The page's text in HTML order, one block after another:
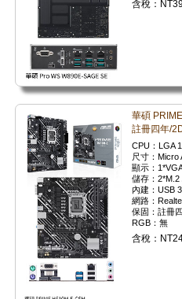
含稅：
華碩
註冊四年/
CPU：LGA
尺寸：Micro
顯示：
儲存：2*M.2
內建：USB
網路：
保固：註冊
RGB：無
含稅：